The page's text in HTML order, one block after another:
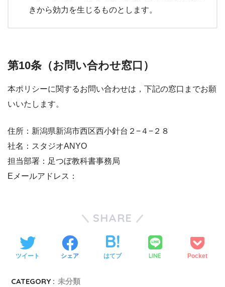
きから効力を生じるものとします。
第10条（お問い合わせ窓口）
本ポリシーに関するお問い合わせは，下記の窓口までお願
いいたします。
住所：新潟県新潟市西区西小針台２−４−２８
社名：スタジオANYO
担当部署：足つぼ教科書事務局
Eメールアドレス：
SHARE
ツイート シェア はてブ LINE Pocket
CATEGORY : 未分類